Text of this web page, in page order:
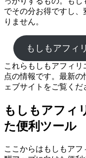
でその分お得ですし
りません。
もしもアフィ
これらもしもアフィ
点の情報です。最新
ェブサイトをご覧くだ
もしもアフィ
た便利ツール
ここからはもしもア